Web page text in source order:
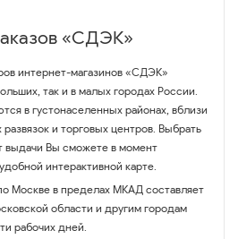
«СДЭК»
интернет-магазинов «СДЭК»
так и в малых городах России.
в густонаселенных районах, вблизи
и торговых центров. Выбрать
выдачи Вы сможете в момент
интерактивной карте.
Москве в пределах МКАД составляет
области и другим городам
рабочих дней.